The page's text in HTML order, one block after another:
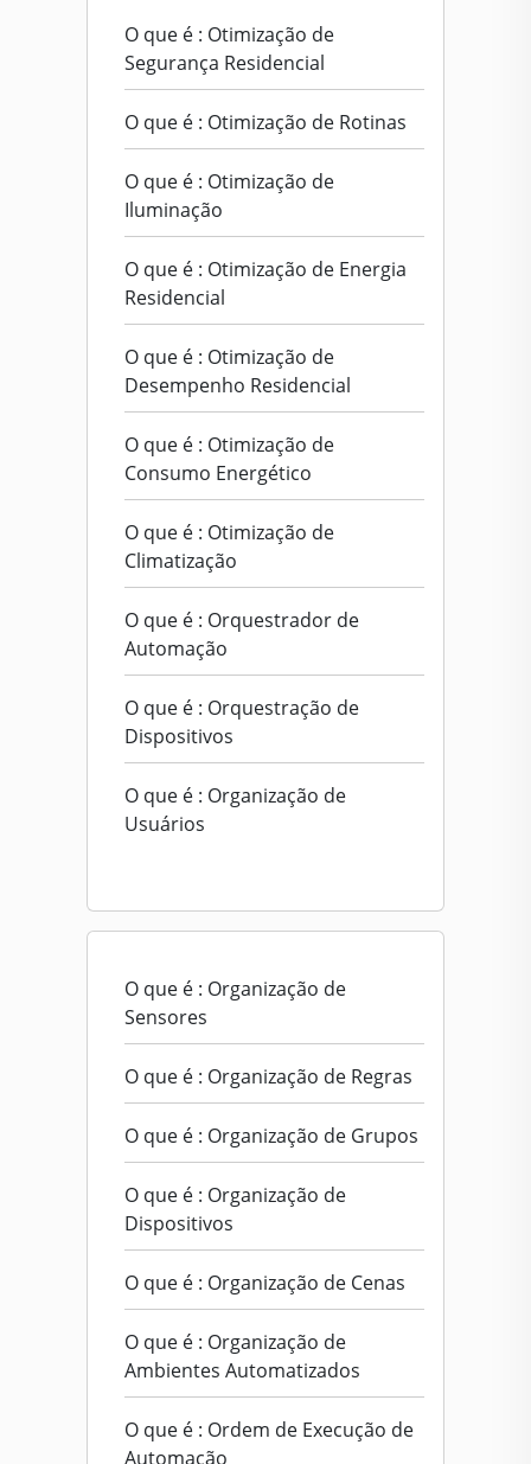
O que é : Otimização de
Segurança Residencial
O que é : Otimização de Rotinas
O que é : Otimização de
Iluminação
O que é : Otimização de Energia
Residencial
O que é : Otimização de
Desempenho Residencial
O que é : Otimização de
Consumo Energético
O que é : Otimização de
Climatização
O que é : Orquestrador de
Automação
O que é : Orquestração de
Dispositivos
O que é : Organização de
Usuários
O que é : Organização de
Sensores
O que é : Organização de Regras
O que é : Organização de Grupos
O que é : Organização de
Dispositivos
O que é : Organização de Cenas
O que é : Organização de
Ambientes Automatizados
O que é : Ordem de Execução de
Automação